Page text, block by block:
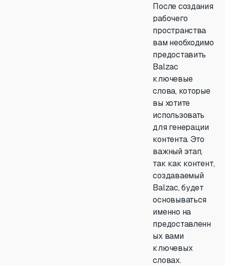
После создания
рабочего
пространства
вам необходимо
предоставить
Balzac
ключевые
слова, которые
вы хотите
использовать
для генерации
контента. Это
важный этап,
так как контент,
создаваемый
Balzac, будет
основываться
именно на
предоставленн
ых вами
ключевых
словах.